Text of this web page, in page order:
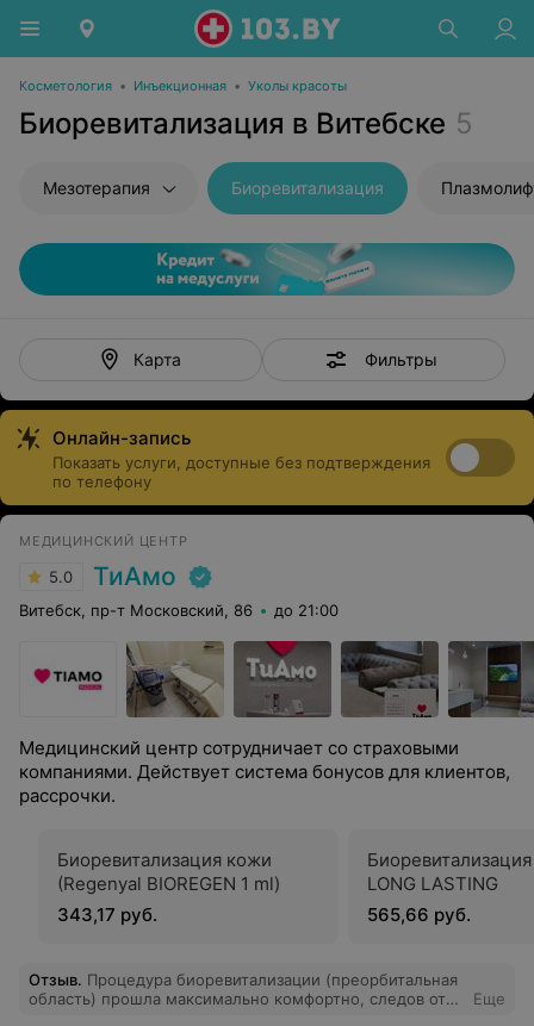
Косметология • Инъекционная • Уколы красоты
Биоревитализация в Витебске 5
Мезотерапия Биоревитализация
Карта Фильтры
Онлайн-запись
Показать услуги, доступные без подтверждения
по телефону
МЕДИЦИНСКИЙ ЦЕНТР
5.0 ТиАмо
Витебск, пр-т Московский, 86 до 21:00
Медицинский центр сотрудничает со страховыми
компаниями. Действует система бонусов для клиентов,
рассрочки.
Биоревитализация кожи
(Regenyal BIOREGEN 1 ml)
343,17 руб.
Биоревитализация
LONG LASTING
565,66 руб.
Отзыв. Процедура биоревитализации (преорбитальная
область) прошла максимально комфортно, следов от
Еще